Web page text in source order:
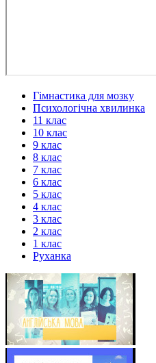
Гімнастика для мозку
Психологічна хвилинка
11 клас
10 клас
9 клас
8 клас
7 клас
6 клас
5 клас
4 клас
3 клас
2 клас
1 клас
Руханка